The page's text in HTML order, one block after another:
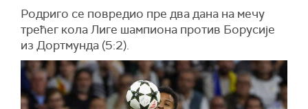
Родриго се повредио пре два дана на мечу
трећег кола Лиге шампиона против Борусије
из Дортмунда (5:2).